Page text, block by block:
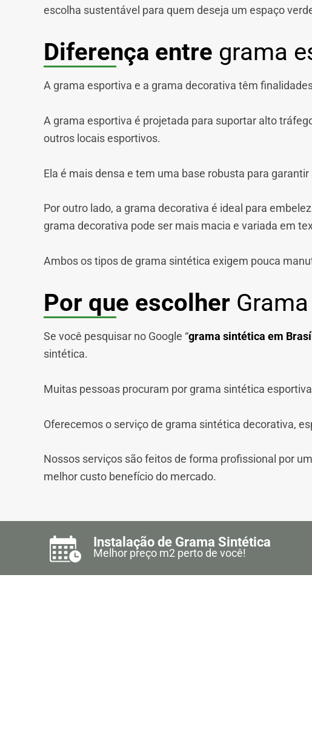
escolha sustentável para quem deseja um espaço
Diferença entre grama
A grama esportiva e a grama decorativa têm
A grama esportiva é projetada para suportar alto
outros locais esportivos.
Ela é mais densa e tem uma base robusta para
Por outro lado, a grama decorativa é ideal para
grama decorativa pode ser mais macia e variada em
Ambos os tipos de grama sintética exigem pouca
Por que escolher
Se você pesquisar no Google “grama sintética em
sintética.
Muitas pessoas procuram por grama sintética
Oferecemos o serviço de grama sintética decorativa,
Nossos serviços são feitos de forma profissional por
melhor custo benefício do mercado.
Instalação de Grama Sintética
Melhor preço m2 perto de você!